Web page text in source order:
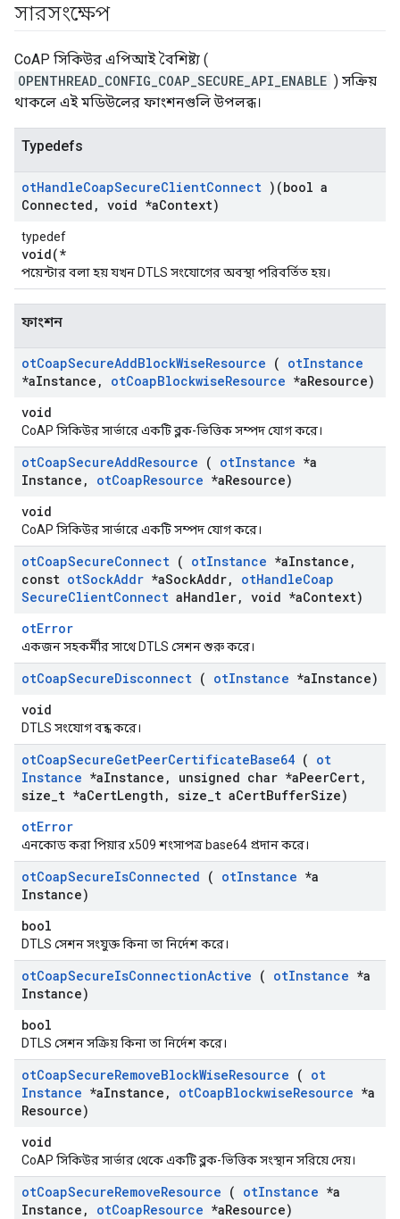
সারসংক্ষেপ
CoAP সিকিউর এপিআই বৈশিষ্ট্য (
OPENTHREAD_CONFIG_COAP_SECURE_API_ENABLE ) সক্রিয়
থাকলে এই মডিউলের ফাংশনগুলি উপলব্ধ।
Typedefs
otHandleCoapSecureClientConnect )(bool a
Connected , void *aContext)
typedef
void(*
পয়েন্টার বলা হয় যখন DTLS সংযোগের অবস্থা পরিবর্তিত হয়।
ফাংশন
otCoapSecureAddBlockWiseResource ( otInstance
*aInstance , otCoapBlockwiseResource *aResource)
void
CoAP সিকিউর সার্ভারে একটি ব্লক-ভিত্তিক সম্পদ যোগ করে।
otCoapSecureAddResource ( otInstance *a
Instance , otCoapResource *aResource)
void
CoAP সিকিউর সার্ভারে একটি সম্পদ যোগ করে।
otCoapSecureConnect ( otInstance *aInstance ,
const otSockAddr *aSockAddr, otHandleCoap
SecureClientConnect aHandler, void *aContext)
otError
একজন সহকর্মীর সাথে DTLS সেশন শুরু করে।
otCoapSecureDisconnect ( otInstance *aInstance)
void
DTLS সংযোগ বন্ধ করে।
otCoapSecureGetPeerCertificateBase64 ( ot
Instance *aInstance , unsigned char *aPeerCert,
size t *aCertLength , size t aCertBufferSize)
otError
এনকোড করা পিয়ার x509 শংসাপত্র base64 প্রদান করে।
otCoapSecureIsConnected ( otInstance *a
Instance)
bool
DTLS সেশন সংযুক্ত কিনা তা নির্দেশ করে।
otCoapSecureIsConnectionActive ( otInstance *a
Instance)
bool
DTLS সেশন সক্রিয় কিনা তা নির্দেশ করে।
otCoapSecureRemoveBlockWiseResource ( ot
Instance *aInstance , otCoapBlockwiseResource *a
Resource)
void
CoAP সিকিউর সার্ভার থেকে একটি ব্লক-ভিত্তিক সংস্থান সরিয়ে দেয়।
otCoapSecureRemoveResource ( otInstance *a
Instance , otCoapResource *aResource)